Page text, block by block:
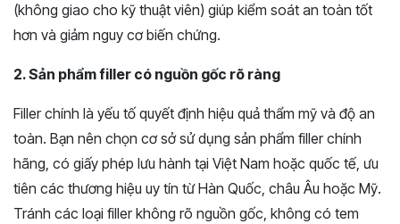
(không giao cho kỹ thuật viên) giúp kiểm soát an toàn tốt
hơn và giảm nguy cơ biến chứng.
2. Sản phẩm filler có nguồn gốc rõ ràng
Filler chính là yếu tố quyết định hiệu quả thẩm mỹ và độ an
toàn. Bạn nên chọn cơ sở sử dụng sản phẩm filler chính
hãng, có giấy phép lưu hành tại Việt Nam hoặc quốc tế, ưu
tiên các thương hiệu uy tín từ Hàn Quốc, châu Âu hoặc Mỹ.
Tránh các loại filler không rõ nguồn gốc, không có tem